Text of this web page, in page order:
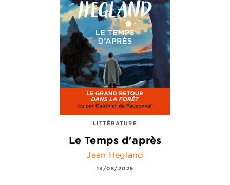
LITTÉRATURE
Le Temps d'après
Jean Hegland
13/08/2025